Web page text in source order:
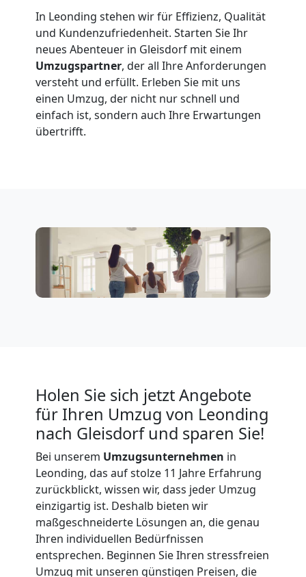
In Leonding stehen wir für Effizienz, Qualität
und Kundenzufriedenheit. Starten Sie Ihr
neues Abenteuer in Gleisdorf mit einem
Umzugspartner, der all Ihre Anforderungen
versteht und erfüllt. Erleben Sie mit uns
einen Umzug, der nicht nur schnell und
einfach ist, sondern auch Ihre Erwartungen
übertrifft.
Holen Sie sich jetzt Angebote
für Ihren Umzug von Leonding
nach Gleisdorf und sparen Sie!
Bei unserem Umzugsunternehmen in
Leonding, das auf stolze 11 Jahre Erfahrung
zurückblickt, wissen wir, dass jeder Umzug
einzigartig ist. Deshalb bieten wir
maßgeschneiderte Lösungen an, die genau
Ihren individuellen Bedürfnissen
entsprechen. Beginnen Sie Ihren stressfreien
Umzug mit unseren günstigen Preisen, die